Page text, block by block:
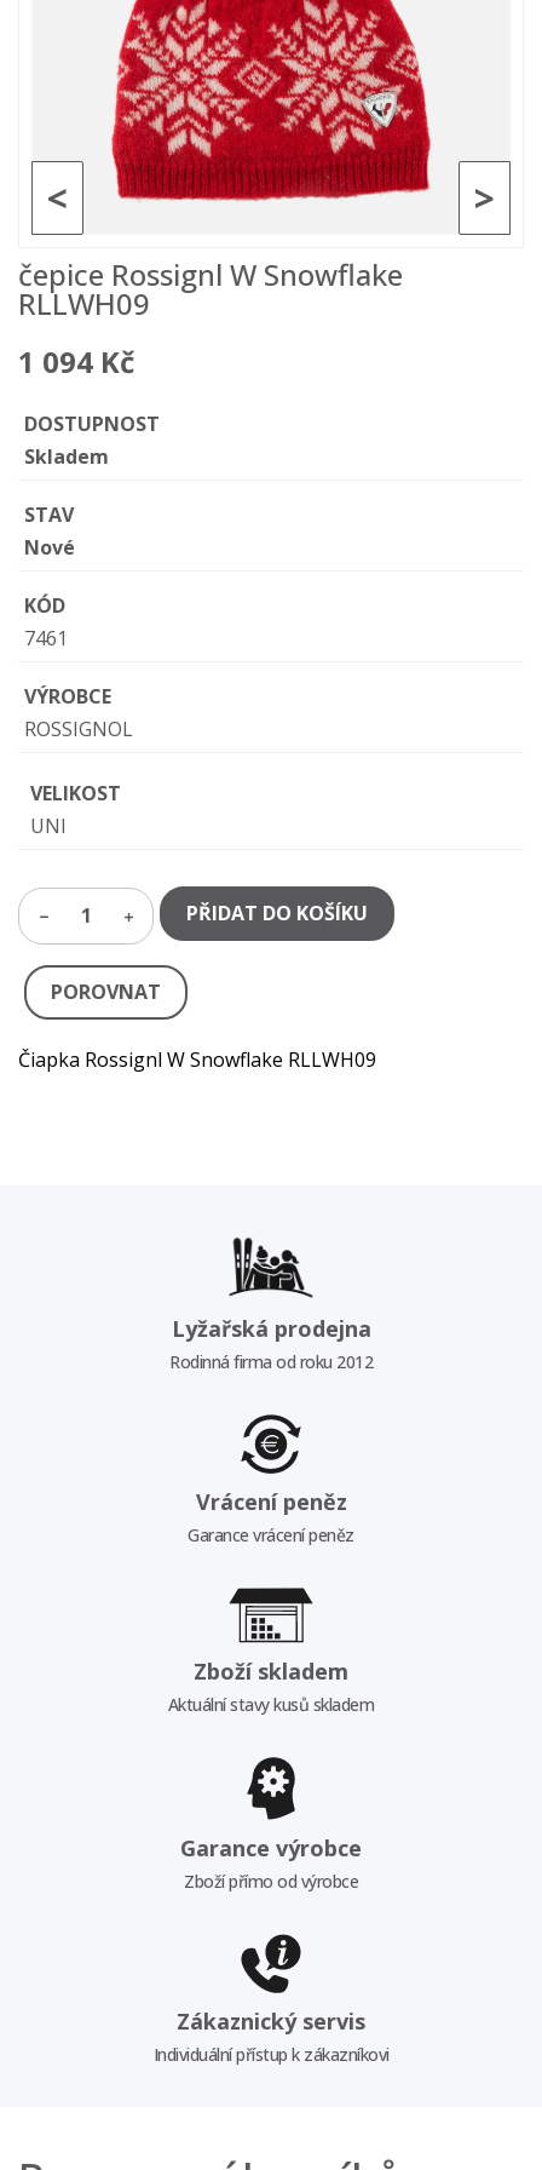
>
<
čepice Rossignl W Snowflake
RLLWH09
1 094 Kč
DOSTUPNOST
Skladem
STAV
Nové
KÓD
7461
VÝROBCE
ROSSIGNOL
VELIKOST
UNI
1 PŘIDAT DO KOŠÍKU
POROVNAT
Čiapka Rossignl W Snowflake RLLWH09
Lyžařská prodejna
Rodinná firma od roku 2012
Vrácení peněz
Garance vrácení peněz
Zboží skladem
Aktuální stavy kusů skladem
Garance výrobce
Zboží přímo od výrobce
Zákaznický servis
Individuální přístup k zákazníkovi